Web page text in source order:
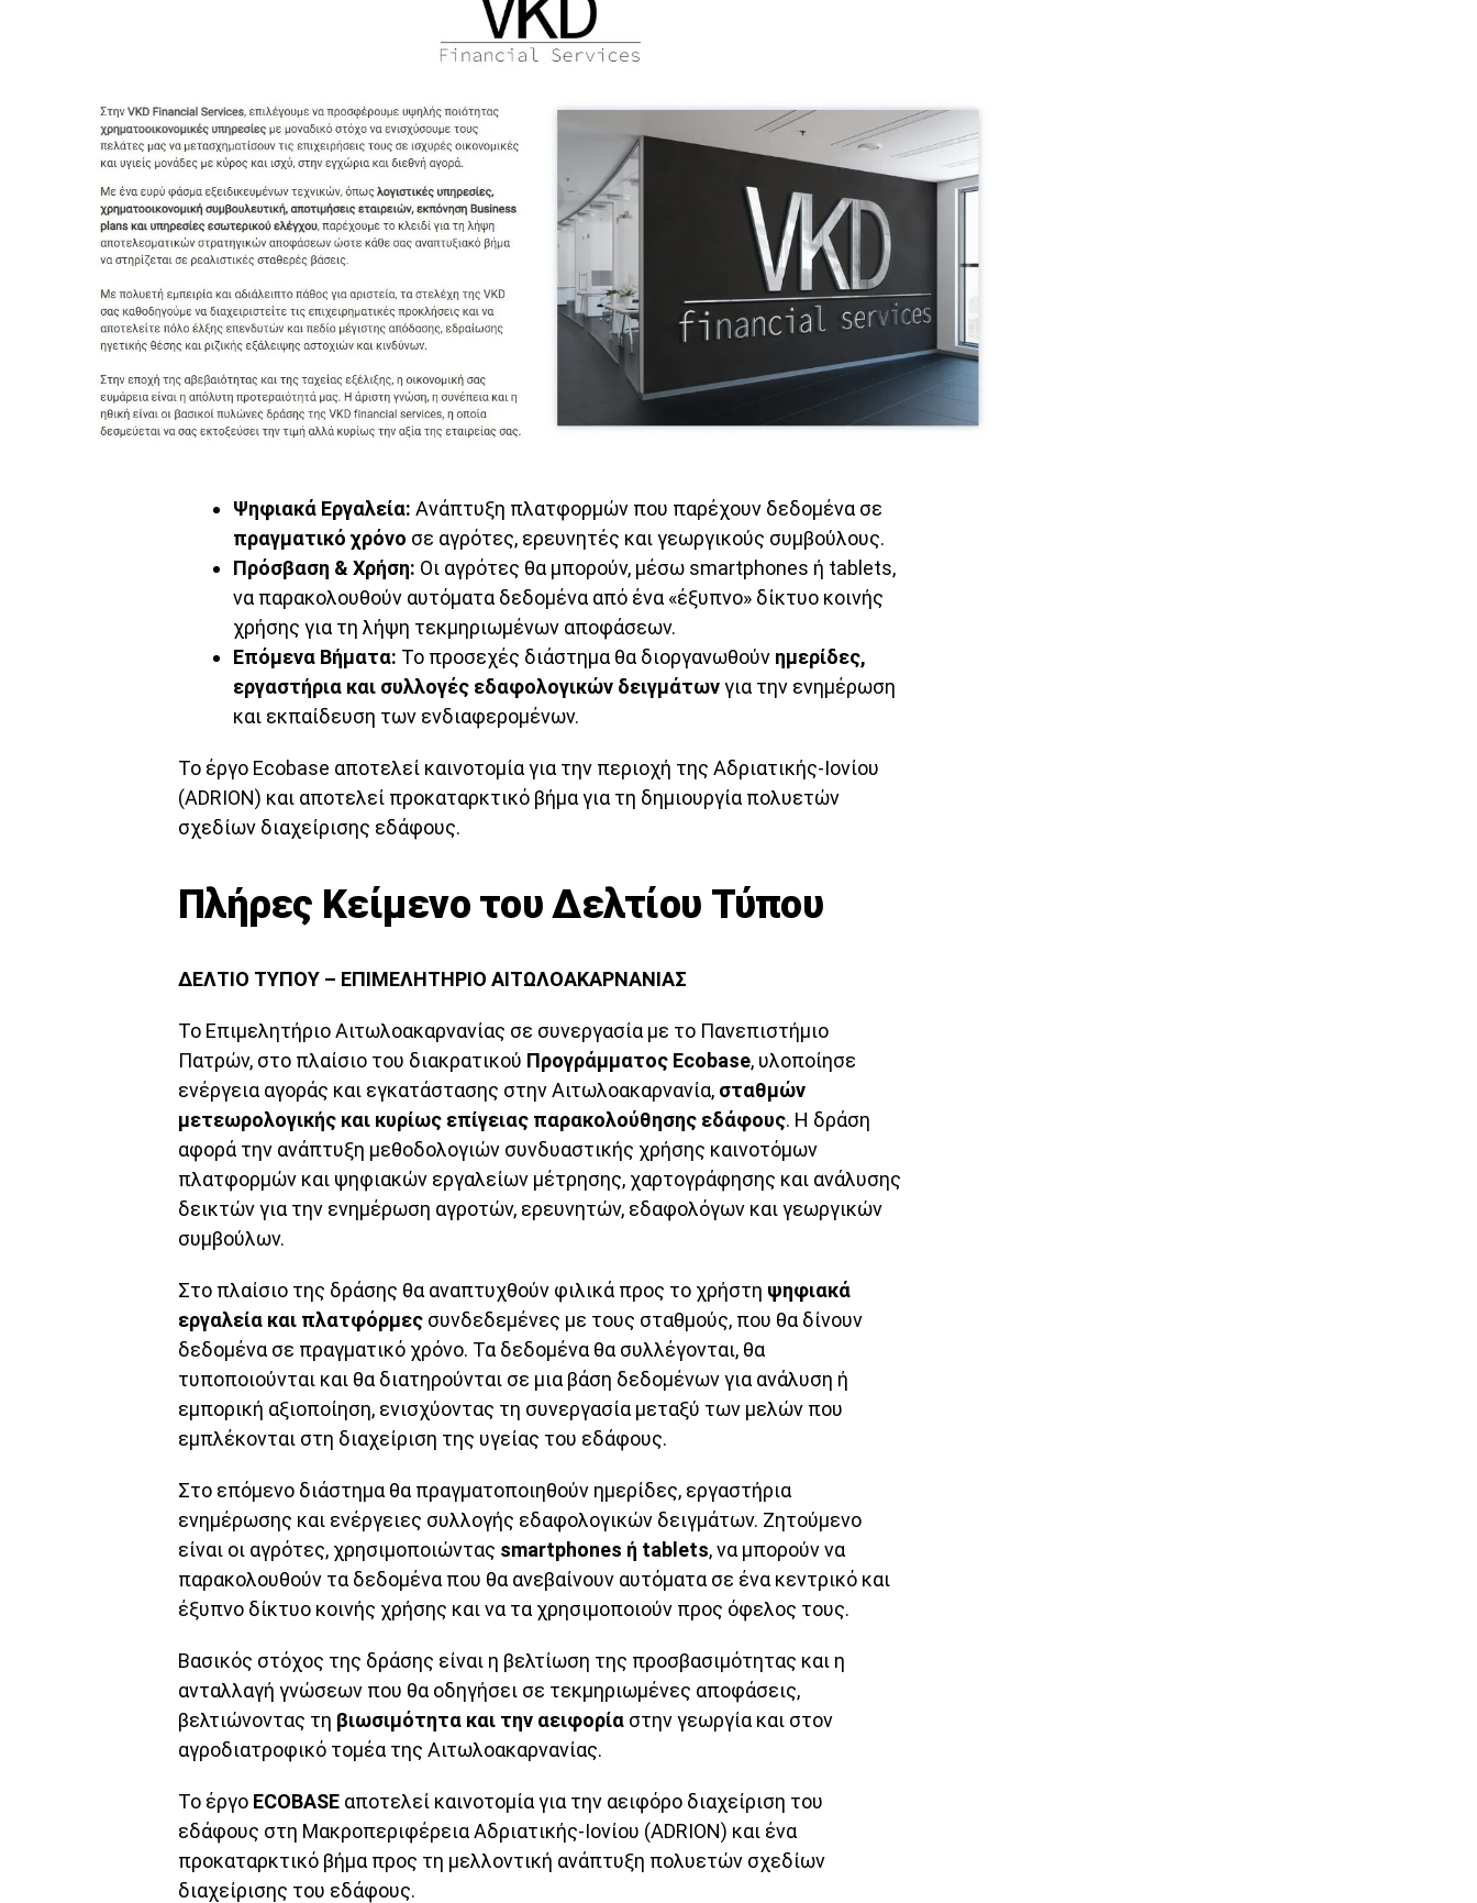
Ψηφιακά Εργαλεία: Ανάπτυξη πλατφορμών που παρέχουν δεδομένα σε
πραγματικό χρόνο σε αγρότες, ερευνητές και γεωργικούς συμβούλους.
Πρόσβαση & Χρήση: Οι αγρότες θα μπορούν, μέσω smartphones ή tablets,
να παρακολουθούν αυτόματα δεδομένα από ένα «έξυπνο» δίκτυο κοινής
χρήσης για τη λήψη τεκμηριωμένων αποφάσεων.
Επόμενα Βήματα: Το προσεχές διάστημα θα διοργανωθούν ημερίδες,
εργαστήρια και συλλογές εδαφολογικών δειγμάτωνγια την ενημέρωση
και εκπαίδευση των ενδιαφερομένων.
Το έργο Ecobase αποτελεί καινοτομία για την περιοχή της Αδριατικής-Ιονίου
(ADRION) και αποτελεί προκαταρκτικό βήμα για τη δημιουργία πολυετών
σχεδίων διαχείρισης εδάφους.
Πλήρες Κείμενο του Δελτίου Τύπου
ΔΕΛΤΙΟ ΤΥΠΟΥ – ΕΠΙΜΕΛΗΤΗΡΙΟ ΑΙΤΩΛΟΑΚΑΡΝΑΝΙΑΣ
Το Επιμελητήριο Αιτωλοακαρνανίας σε συνεργασία με το Πανεπιστήμιο
Πατρών, στο πλαίσιο του διακρατικού Προγράμματος Ecobase, υλοποίησε
ενέργεια αγοράς και εγκατάστασης στην Αιτωλοακαρνανία, σταθμών
μετεωρολογικής και κυρίως επίγειας παρακολούθησης εδάφους. Η δράση
αφορά την ανάπτυξη μεθοδολογιών συνδυαστικής χρήσης καινοτόμων
πλατφορμών και ψηφιακών εργαλείων μέτρησης, χαρτογράφησης και ανάλυσης
δεικτών για την ενημέρωση αγροτών, ερευνητών, εδαφολόγων και γεωργικών
συμβούλων.
Στο πλαίσιο της δράσης θα αναπτυχθούν φιλικά προς το χρήστη ψηφιακά
εργαλεία και πλατφόρμες συνδεδεμένες με τους σταθμούς, που θα δίνουν
δεδομένα σε πραγματικό χρόνο. Τα δεδομένα θα συλλέγονται, θα
τυποποιούνται και θα διατηρούνται σε μια βάση δεδομένων για ανάλυση ή
εμπορική αξιοποίηση, ενισχύοντας τη συνεργασία μεταξύ των μελών που
εμπλέκονται στη διαχείριση της υγείας του εδάφους.
Στο επόμενο διάστημα θα πραγματοποιηθούν ημερίδες, εργαστήρια
ενημέρωσης και ενέργειες συλλογής εδαφολογικών δειγμάτων. Ζητούμενο
είναι οι αγρότες, χρησιμοποιώντας smartphones ή tablets, να μπορούν να
παρακολουθούν τα δεδομένα που θα ανεβαίνουν αυτόματα σε ένα κεντρικό και
έξυπνο δίκτυο κοινής χρήσης και να τα χρησιμοποιούν προς όφελος τους.
Βασικός στόχος της δράσης είναι η βελτίωση της προσβασιμότητας και η
ανταλλαγή γνώσεων που θα οδηγήσει σε τεκμηριωμένες αποφάσεις,
βελτιώνοντας τη βιωσιμότητα και την αειφορία στην γεωργία και στον
αγροδιατροφικό τομέα της Αιτωλοακαρνανίας.
Το έργο ECOBASE αποτελεί καινοτομία για την αειφόρο διαχείριση του
εδάφους στη Μακροπεριφέρεια Αδριατικής-Ιονίου (ADRION) και ένα
προκαταρκτικό βήμα προς τη μελλοντική ανάπτυξη πολυετών σχεδίων
διαχείρισης του εδάφους.